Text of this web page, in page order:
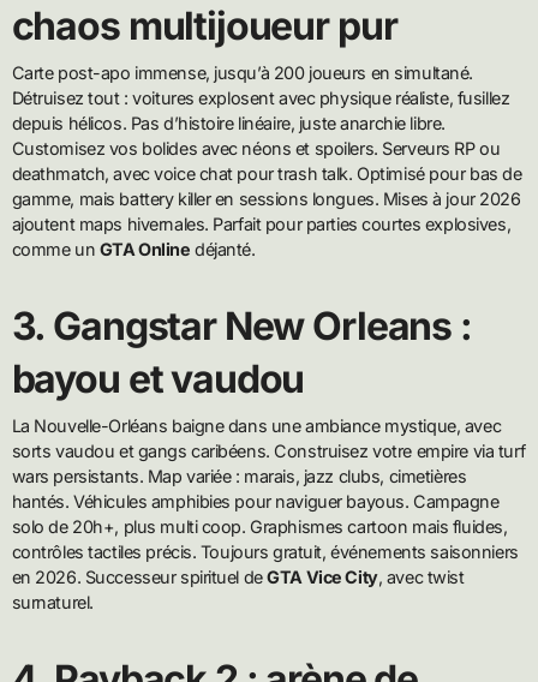
chaos multijoueur pur
Carte post-apo immense, jusqu’à 200 joueurs en simultané.
Détruisez tout : voitures explosent avec physique réaliste, fusillez
depuis hélicos. Pas d’histoire linéaire, juste anarchie libre.
Customisez vos bolides avec néons et spoilers. Serveurs RP ou
deathmatch, avec voice chat pour trash talk. Optimisé pour bas de
gamme, mais battery killer en sessions longues. Mises à jour 2026
ajoutent maps hivernales. Parfait pour parties courtes explosives,
comme un GTA Online déjanté.
3. Gangstar New Orleans :
bayou et vaudou
La Nouvelle-Orléans baigne dans une ambiance mystique, avec
sorts vaudou et gangs caribéens. Construisez votre empire via turf
wars persistants. Map variée : marais, jazz clubs, cimetières
hantés. Véhicules amphibies pour naviguer bayous. Campagne
solo de 20h+, plus multi coop. Graphismes cartoon mais fluides,
contrôles tactiles précis. Toujours gratuit, événements saisonniers
en 2026. Successeur spirituel deGTA Vice City, avec twist
surnaturel.